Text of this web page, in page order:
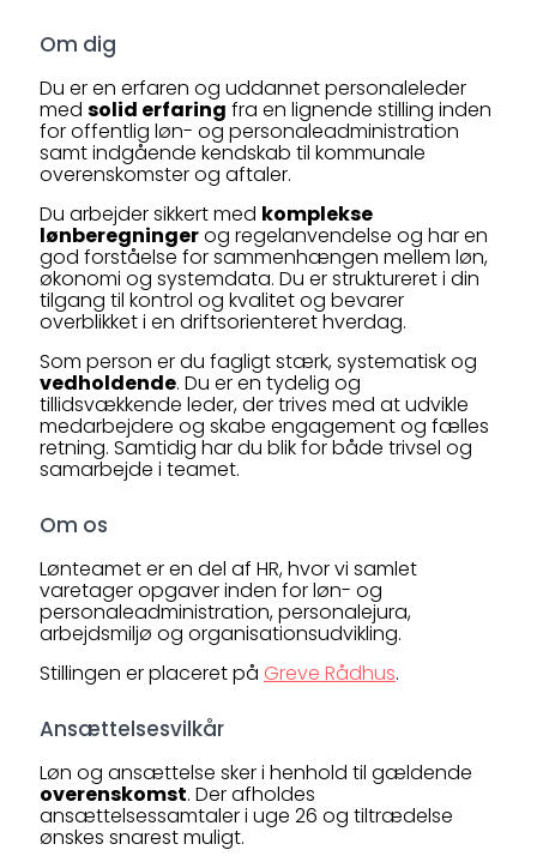
Om dig
Du er en erfaren og uddannet personaleleder
med solid erfaring fra en lignende stilling inden
for offentlig løn- og personaleadministration
samt indgående kendskab til kommunale
overenskomster og aftaler.
Du arbejder sikkert med komplekse
lønberegningerog regelanvendelse og har en
god forståelse for sammenhængen mellem løn,
økonomi og systemdata. Du er struktureret i din
tilgang til kontrol og kvalitet og bevarer
overblikket i en driftsorienteret hverdag.
Som person er du fagligt stærk, systematisk og
vedholdende. Du er en tydelig og
tillidsvækkende leder, der trives med at udvikle
medarbejdere og skabe engagement og fælles
retning. Samtidig har du blik for både trivsel og
samarbejde i teamet.
Om os
Lønteamet er en del af HR, hvor vi samlet
varetager opgaver inden for løn- og
personaleadministration, personalejura,
arbejdsmiljø og organisationsudvikling.
Stillingen er placeret på Greve Rådhus.
Ansættelsesvilkår
Løn og ansættelse sker i henhold til gældende
overenskomst. Der afholdes
ansættelsessamtaler i uge 26 og tiltrædelse
ønskes snarest muligt.